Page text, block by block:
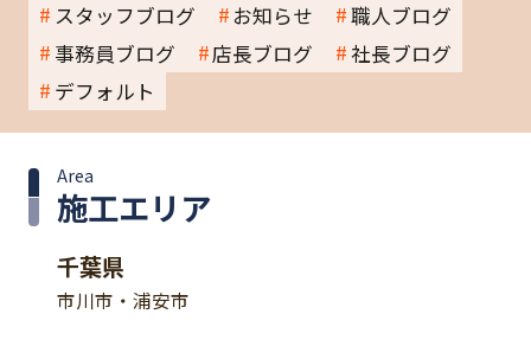
スタッフブログ
お知らせ
職人ブログ
事務員ブログ
店長ブログ
社長ブログ
デフォルト
施工エリア
Area
千葉県
市川市・浦安市